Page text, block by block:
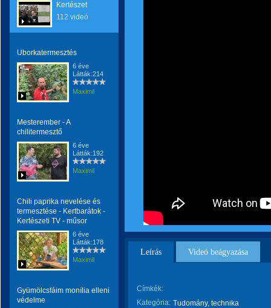
Kertészet
112 videó
Uborkatermesztés
6 éve
Látták:214
Maximil
Mesterember - A
chilitermesztő
6 éve
Látták:192
Maximil
Chili paprika nevelése és
termesztése - Kertbarátok -
Kertészeti TV - műsor
6 éve
Látták:178
Maximil
Gyümölcsfáim monília elleni
védelme
Leírás Videó beágyazása
Címkék:
Kategória: Tudomány, technika